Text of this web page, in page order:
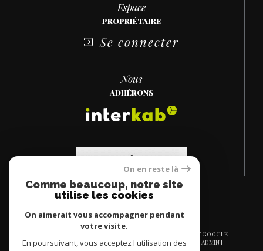
Espace
PROPRIÉTAIRE
Se connecter
Nous
ADHÉRONS
© 2026 | TOUS DROITS RÉSERVÉS | TRADUCTION POWERED BY GOOGLE |
NOS HONORAIRES
PLAN DU SITE MENTIONS LÉGALES
ADMIN
On en reste là
Comme beaucoup, notre site
utilise les cookies
On aimerait vous accompagner pendant
votre visite.
En poursuivant, vous acceptez l'utilisation des